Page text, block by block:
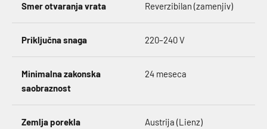
Smer otvaranja vrata Reverzibilan (zamenjiv)
Priključna snaga 220–240 V
Minimalna zakonska
saobraznost
24 meseca
Zemlja porekla Austrija (Lienz)